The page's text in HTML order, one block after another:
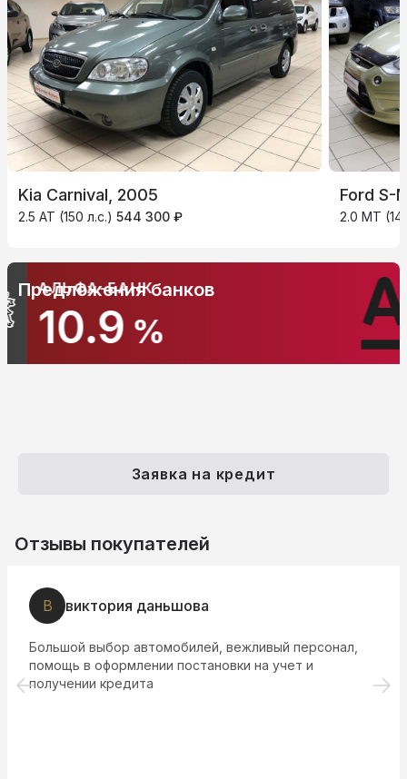
Kia Carnival, 2005
2.5 AT (150 л.с.) 544 300 ₽
Ford S-
2.0 MT
АЛЬФА-БАНК
10.9%
Предложения банков
Заявка на кредит
Отзывы покупателей
В виктория даньшова
Большой выбор автомобилей, вежливый персонал,
помощь в оформлении постановки на учет и
получении кредита